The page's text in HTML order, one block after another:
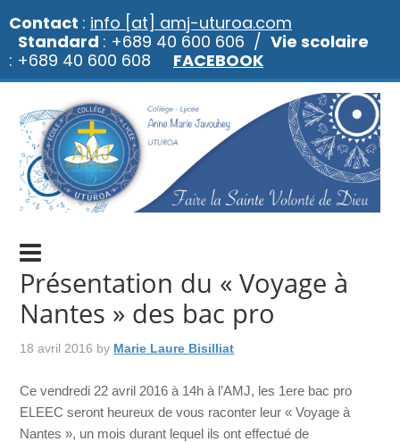
Présentation du « Voyage à
Nantes » des bac pro
18 avril 2016 by Marie Laure Bisilliat
Ce vendredi 22 avril 2016 à 14h à l’AMJ, les 1ere bac pro
ELEEC seront heureux de vous raconter leur « Voyage à
Nantes », un mois durant lequel ils ont effectué de
Contact : info [at] amj-uturoa.com
Standard : +689 40 600 606 / Vie scolaire
: +689 40 600 608 FACEBOOK